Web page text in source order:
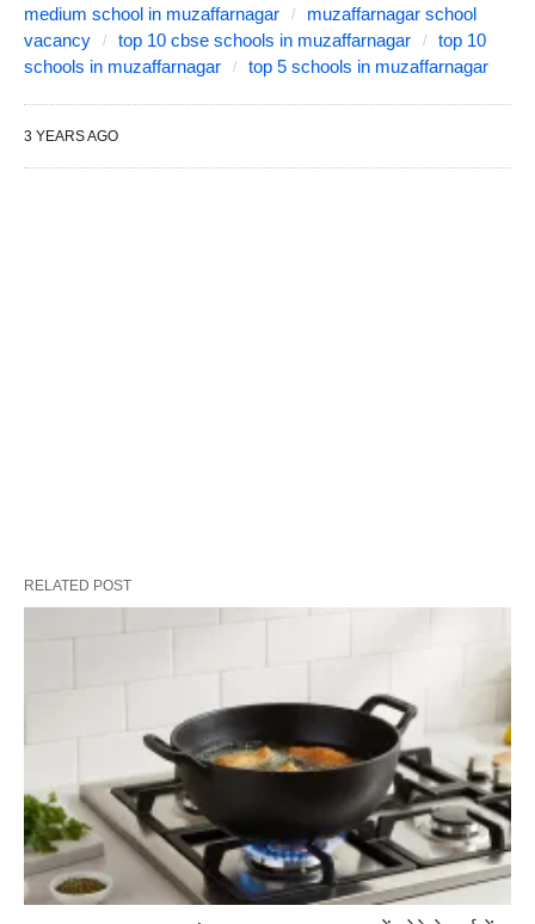
medium school in muzaffarnagar
muzaffarnagar school
vacancy
top 10 cbse schools in muzaffarnagar
top 10
schools in muzaffarnagar
top 5 schools in muzaffarnagar
3 YEARS AGO
RELATED POST